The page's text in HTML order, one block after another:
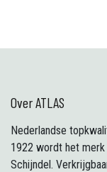
Over ATLAS
Nederlandse
1922 wordt het
Schijndel.